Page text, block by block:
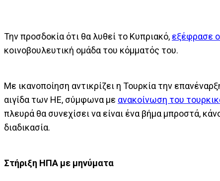
Την προσδοκία ότι θα λυθεί το Κυπριακό, εξέφρασε
κοινοβουλευτική ομάδα του κόμματός του.
Με ικανοποίηση αντικρίζει η Τουρκία την
αιγίδα των ΗΕ, σύμφωνα με ανακοίνωση του
πλευρά θα συνεχίσει να είναι ένα βήμα μπροστά,
διαδικασία.
Στήριξη ΗΠΑ με μηνύματα